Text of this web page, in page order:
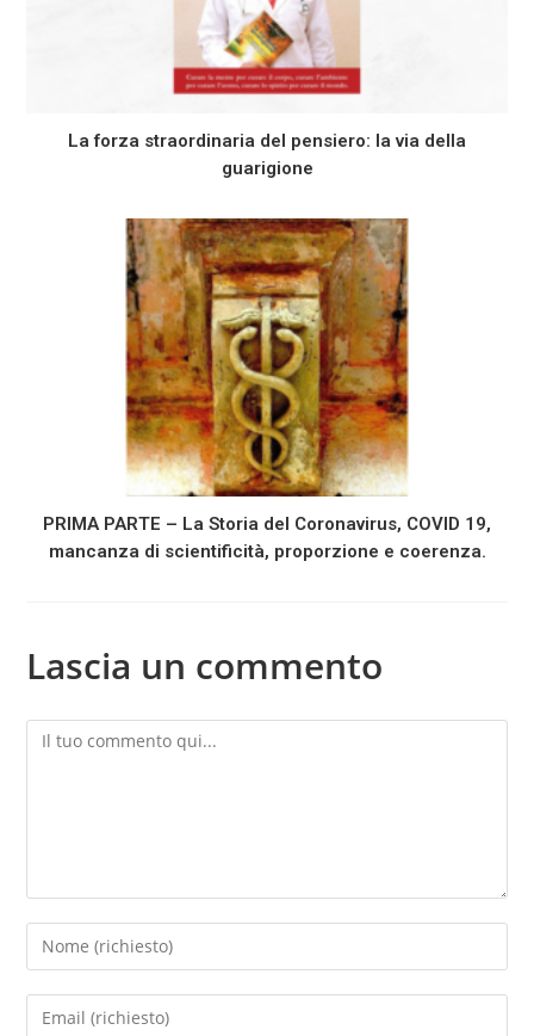
La forza straordinaria del pensiero: la via della
guarigione
PRIMA PARTE – La Storia del Coronavirus, COVID 19,
mancanza di scientificità, proporzione e coerenza.
Lascia un commento